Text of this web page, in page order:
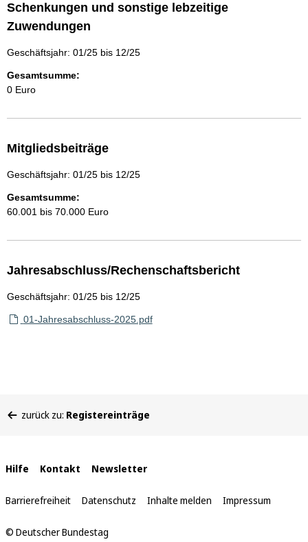
Schenkungen und sonstige lebzeitige
Zuwendungen
Geschäftsjahr: 01/25 bis 12/25
Gesamtsumme:
0 Euro
Mitgliedsbeiträge
Geschäftsjahr: 01/25 bis 12/25
Gesamtsumme:
60.001 bis 70.000 Euro
Jahresabschluss/Rechenschaftsbericht
Geschäftsjahr: 01/25 bis 12/25
01-Jahresabschluss-2025.pdf
befinden
zurück zu: Registereinträge
Interne
Links
Hilfe Kontakt Newsletter
Barrierefreiheit Datenschutz Inhalte melden Impressum
© Deutscher Bundestag